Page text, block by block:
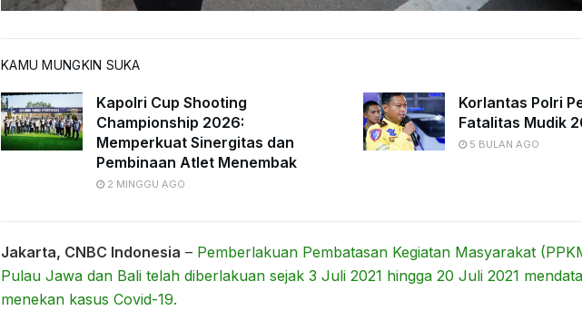
KAMU MUNGKIN SUKA
Kapolri Cup Shooting
Championship 2026:
Memperkuat Sinergitas dan
Pembinaan Atlet Menembak
2 MINGGU AGO
Korlantas Polri
Fatalitas Mudik
5 BULAN AGO
Jakarta, CNBC Indonesia – Pemberlakuan Pembatasan Kegiatan Masyarakat
Pulau Jawa dan Bali telah diberlakuan sejak 3 Juli 2021 hingga 20 Juli 2021
menekan kasus Covid-19.